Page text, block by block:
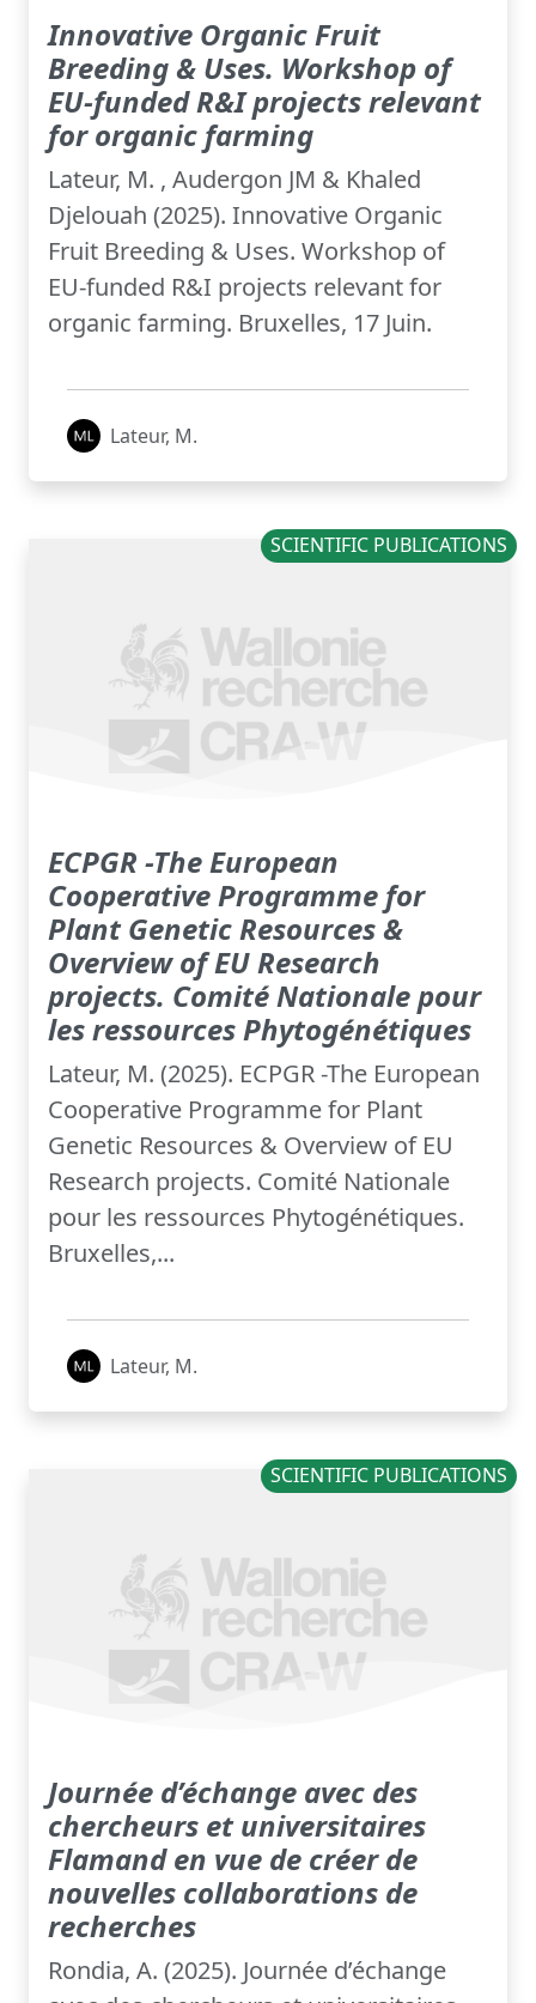
Innovative Organic Fruit
Breeding & Uses. Workshop of
EU-funded R&I projects relevant
for organic farming
Lateur, M. , Audergon JM & Khaled
Djelouah (2025). Innovative Organic
Fruit Breeding & Uses. Workshop of
EU-funded R&I projects relevant for
organic farming. Bruxelles, 17 Juin.
Lateur, M.
SCIENTIFIC PUBLICATIONS
ECPGR -The European
Cooperative Programme for
Plant Genetic Resources &
Overview of EU Research
projects. Comité Nationale pour
les ressources Phytogénétiques
Lateur, M. (2025). ECPGR -The European
Cooperative Programme for Plant
Genetic Resources & Overview of EU
Research projects. Comité Nationale
pour les ressources Phytogénétiques.
Bruxelles,...
Lateur, M.
SCIENTIFIC PUBLICATIONS
Journée d’échange avec des
chercheurs et universitaires
Flamand en vue de créer de
nouvelles collaborations de
recherches
Rondia, A. (2025). Journée d’échange